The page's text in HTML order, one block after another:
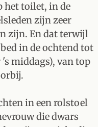
het toilet, in de
zijn zeer
zijn. En dat terwijl
in de ochtend tot
middags), van top
in een rolstoel
die dwars